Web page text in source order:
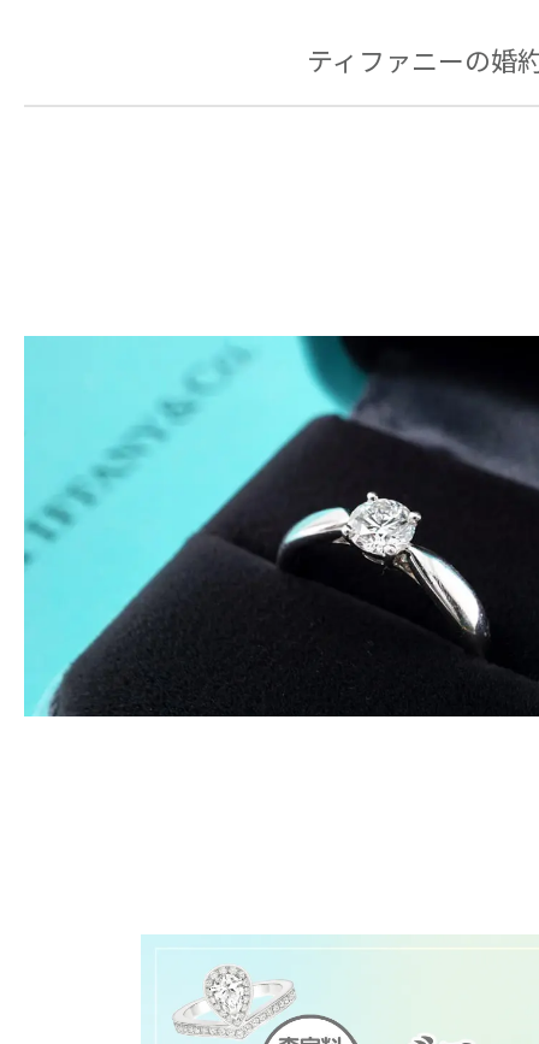
ティファニーの婚